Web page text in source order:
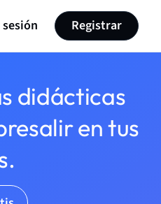
Registrar
didácticas
en tus